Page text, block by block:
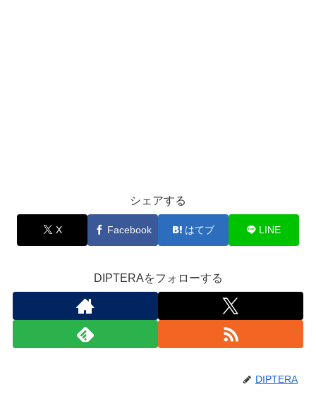
シェアする
X Facebook はてブ LINE
DIPTERAをフォローする
DIPTERA